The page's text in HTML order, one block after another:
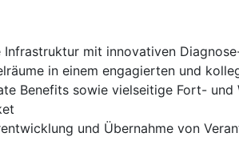
Infrastruktur mit innovativen
in einem engagierten und
Benefits sowie vielseitige Fort-
und Übernahme von